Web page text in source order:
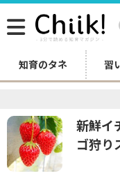
知育のタネ 習
新鮮イ
ゴ狩り